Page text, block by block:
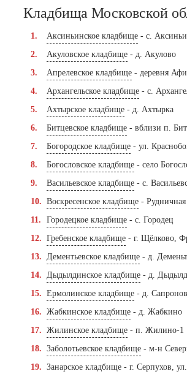
Кладбища Московской
Аксиньинское кладбище - с.
Акуловское кладбище - д. Акулово
Апрелевское кладбище - деревня
Архангельское кладбище - с.
Ахтырское кладбище - д. Ахтырка
Битцевское кладбище - вблизи п.
Богородское кладбище - ул.
Богословское кладбище - село
Васильевское кладбище - с.
Воскресенское кладбище - Рудничная
Городецкое кладбище - с. Городец
Гребенское кладбище - г. Щёлково,
Дементьевское кладбище - д.
Дыдылдинское кладбище - д.
Ермолинское кладбище - д.
Жабкинское кладбище - д. Жабкино
Жилинское кладбище - п. Жилино-1
Заболотьевское кладбище - м-н
Занарское кладбище - г. Серпухов,